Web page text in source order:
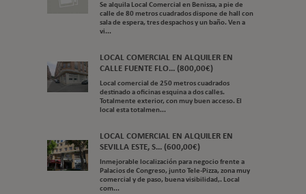
Se alquila Local Comercial en Benissa, a pie de
calle de 80 metros cuadrados dispone de hall con
sala de espera, tres despachos y un baño. Ven a
vi...
LOCAL COMERCIAL EN ALQUILER EN
CALLE FUENTE FLO... (800,00€)
Local comercial de 250 metros cuadrados
destinado a oficinas esquina a dos calles.
Totalmente exterior, con muy buen acceso. El
local esta totalmen...
LOCAL COMERCIAL EN ALQUILER EN
SEVILLA ESTE, S... (600,00€)
Inmejorable localización para negocio frente a
Palacios de Congreso, junto Tele-Pizza, zona muy
comercial y de paso, buena visibilidad,. Local
com...